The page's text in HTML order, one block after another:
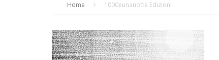
CONTRIBUTORS
Home 1000eunanotte Edizioni